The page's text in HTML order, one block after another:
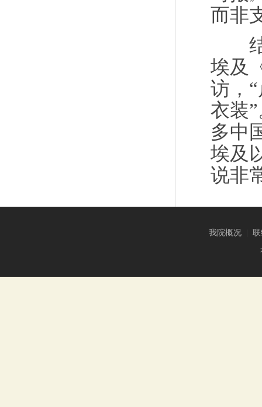
而非
结
埃及
访，
衣装
多中
埃及
说非
我院概况